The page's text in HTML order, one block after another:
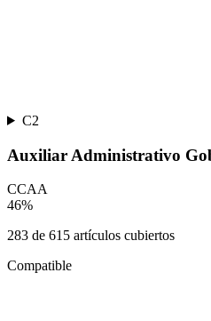
C2
Auxiliar Administrativo
CCAA
46%
283 de 615 artículos cubiertos
Compatible